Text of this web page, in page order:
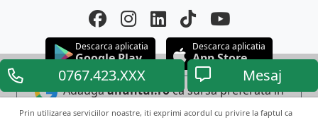
0767.423.XXX Mesaj
Prin utilizarea serviciilor noastre, iti exprimi acordul cu privire la faptul ca
Descarca aplicatia
Google Play
Descarca aplicatia
App Store
Adaugaanuntul.roca sursa preferata in
Google